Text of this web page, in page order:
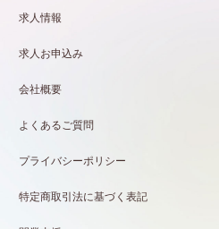
求人情報
求人お申込み
会社概要
よくあるご質問
プライバシーポリシー
特定商取引法に基づく表記